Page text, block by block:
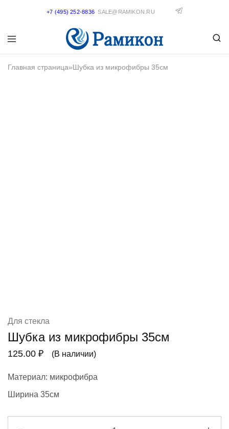
+7 (495) 252-8836 SALE@RAMIKON.RU
Главная страница»Шубка из микрофибры 35см
Для стекла
Шубка из микрофибры 35см
125.00 ₽ (В наличии)
Материал: микрофибра
Ширина 35см